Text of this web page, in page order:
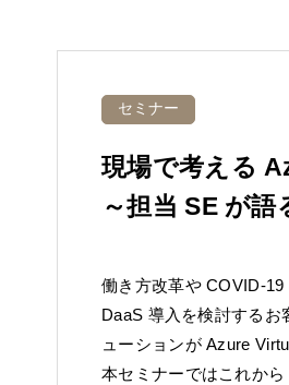
セミナー
現場で考える
～担当 SE が
働き方改革や COVID-19
DaaS 導入を検討するお
ューションが Azure
本セミナーではこれか